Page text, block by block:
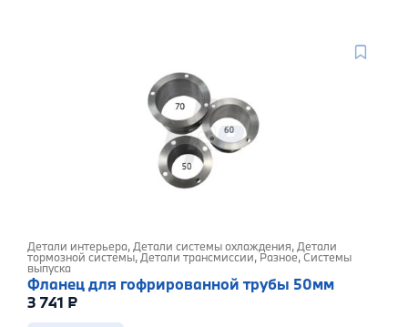
Детали интерьера,Детали системы охлаждения,Детали
тормозной системы,Детали трансмиссии,Разное,Системы
выпуска
Фланец для гофрированной трубы 50мм
3 741 ₽